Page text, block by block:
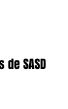
SASD